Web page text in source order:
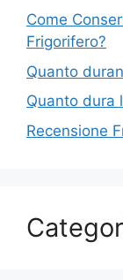
Come
Frigorifero?
Quanto
Quanto dura
Recensione